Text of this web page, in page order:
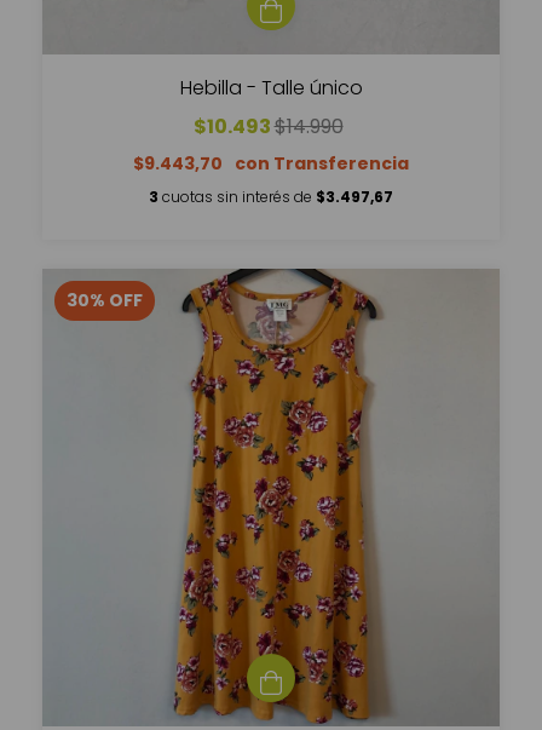
Hebilla - Talle único
$10.493$14.990
$9.443,70
3 cuotas sin interés de $3.497,67
30% OFF